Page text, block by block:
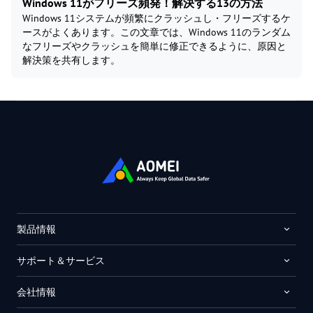
Windows 11システムが頻繁にクラッシュし・フリーズするケ
ースがよくあります。この文章では、Windows 11のランダム
なフリーズやクラッシュを簡単に修正できるように、原因と
解決策を共有します。
製品情報
サポート＆サービス
会社情報